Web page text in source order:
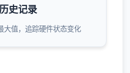
历史记录
大值，追踪硬件状态变化